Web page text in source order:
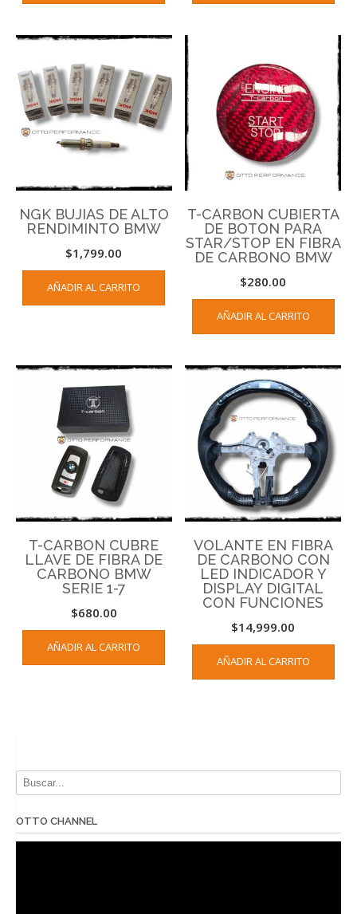
NGK BUJIAS DE ALTO
RENDIMINTO BMW
$1,799.00
AÑADIR AL CARRITO
T-CARBON CUBIERTA
DE BOTON PARA
STAR/STOP EN FIBRA
DE CARBONO BMW
$280.00
AÑADIR AL CARRITO
T-CARBON CUBRE
LLAVE DE FIBRA DE
CARBONO BMW
SERIE 1-7
$680.00
AÑADIR AL CARRITO
VOLANTE EN FIBRA
DE CARBONO CON
LED INDICADOR Y
DISPLAY DIGITAL
CON FUNCIONES
$14,999.00
AÑADIR AL CARRITO
OTTO CHANNEL